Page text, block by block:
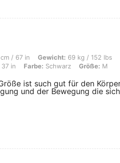
in, Gewicht: 69 kg / 152 lbs, Hüften: 109
cm / 67 in Gewicht: 69 kg / 152 lbs
in Farbe: Schwarz Größe: M
ist such gut für den
und der Bewegung die